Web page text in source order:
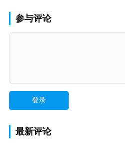
参与评论
最新评论